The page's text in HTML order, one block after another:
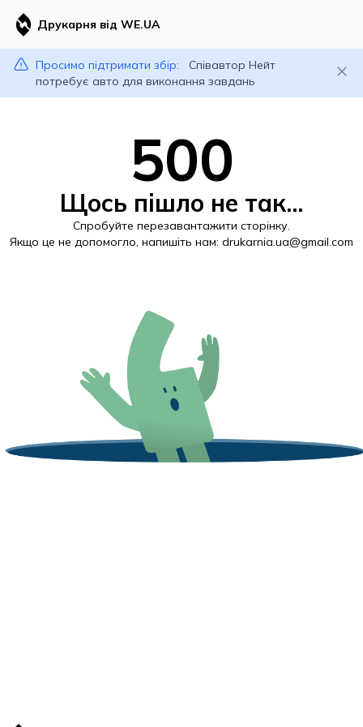
Друкарня від WE.UA
Просимо підтримати збір:
Співавтор Нейт
потребує авто для виконання завдань
500
Щось пішло не так...
Спробуйте перезавантажити сторінку.
Якщо це не допомогло, напишіть нам: drukarnia.ua@gmail.com